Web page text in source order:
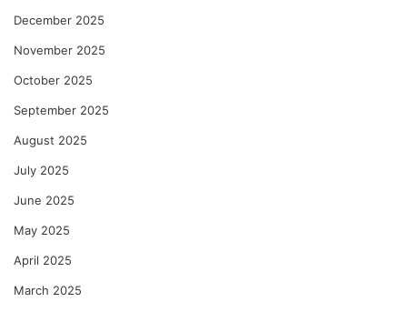
December 2025
November 2025
October 2025
September 2025
August 2025
July 2025
June 2025
May 2025
April 2025
March 2025